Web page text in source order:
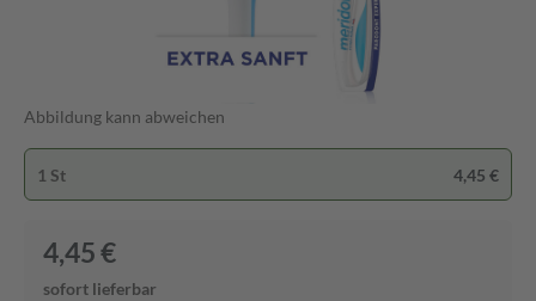
Abbildung kann abweichen
1 St 4,45 €
4,45 €
sofort lieferbar